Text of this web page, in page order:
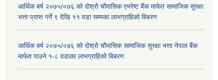
आर्थिक बर्ष २०७५/०७६ को दोश्रो चौमासिक एभरेष्ट बैंक मार्फत सामाजिक सुरक्षा
भत्ता प्राप्त गर्ने ९ देखि ११ वडा सम्मका लाभग्राहिको बिबरण
आर्थिक बर्ष २०७५/०७६ को दोश्रो चौमासिक सामाजिक सुरक्षा भत्ता नेपाल बैंक
मार्फत पाउने १-८ वडाका लाभग्राहिको बिबरण